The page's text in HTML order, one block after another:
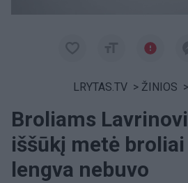
LRYTAS.TV > ŽINIOS >
Broliams
iššūkį metė broliai
lengva nebuvo